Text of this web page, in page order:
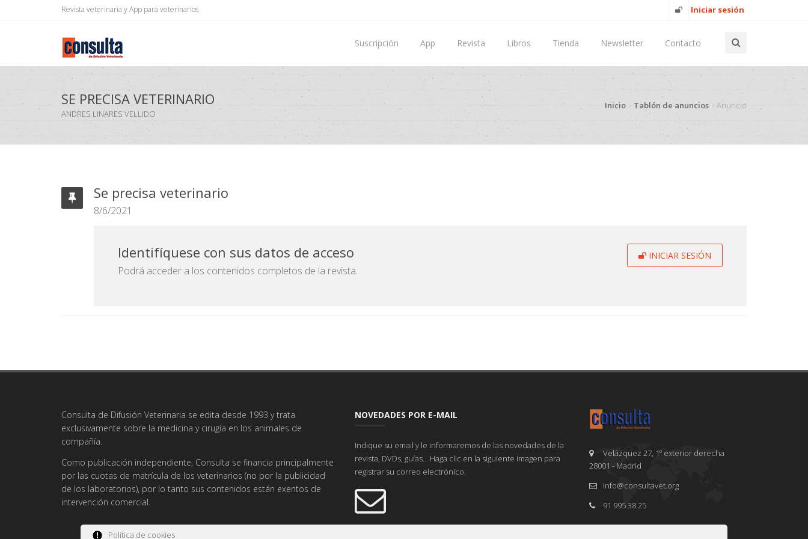
Revista veterinaria y App para veterinarios Iniciar sesión
Suscripción App Revista Libros Tienda Newsletter Contacto
SE PRECISA VETERINARIO
ANDRES LINARES VELLIDO
Inicio Tablón de anuncios Anuncio
Se precisa veterinario
8/6/2021
INICIAR SESIÓN
Identifíquese con sus datos de acceso
Podrá acceder a los contenidos completos de la revista.
Consulta de Difusión Veterinaria se edita desde 1993 y trata
exclusivamente sobre la medicina y cirugía en los animales de
compañía.
Como publicación independiente, Consulta se financia principalmente
por las cuotas de matrícula de los veterinarios (no por la publicidad
de los laboratorios), por lo tanto sus contenidos están exentos de
intervención comercial.
NOVEDADES POR E-MAIL
Indique su email y le informaremos de las novedades de la
revista, DVDs, guías... Haga clic en la siguiente imagen para
registrar su correo electrónico:
Velázquez 27, 1º exterior derecha
28001 - Madrid
info@consultavet.org
91 995 38 25
Política de cookies